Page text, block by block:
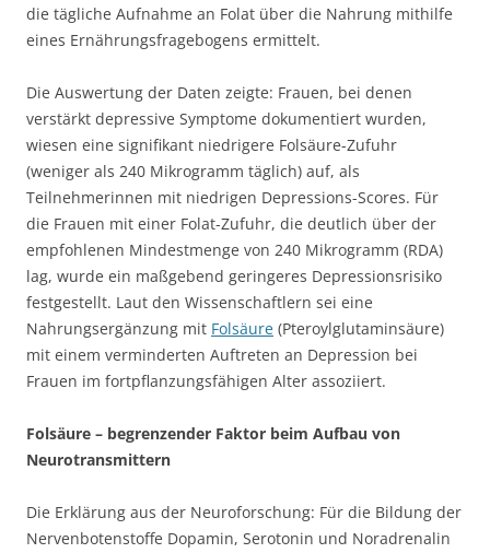
die tägliche Aufnahme an Folat über die Nahrung mithilfe
eines Ernährungsfragebogens ermittelt.
Die Auswertung der Daten zeigte: Frauen, bei denen
verstärkt depressive Symptome dokumentiert wurden,
wiesen eine signifikant niedrigere Folsäure-Zufuhr
(weniger als 240 Mikrogramm täglich) auf, als
Teilnehmerinnen mit niedrigen Depressions-Scores. Für
die Frauen mit einer Folat-Zufuhr, die deutlich über der
empfohlenen Mindestmenge von 240 Mikrogramm (RDA)
lag, wurde ein maßgebend geringeres Depressionsrisiko
festgestellt. Laut den Wissenschaftlern sei eine
Nahrungsergänzung mit Folsäure (Pteroylglutaminsäure)
mit einem verminderten Auftreten an Depression bei
Frauen im fortpflanzungsfähigen Alter assoziiert.
Folsäure – begrenzender Faktor beim Aufbau von
Neurotransmittern
Die Erklärung aus der Neuroforschung: Für die Bildung der
Nervenbotenstoffe Dopamin, Serotonin und Noradrenalin